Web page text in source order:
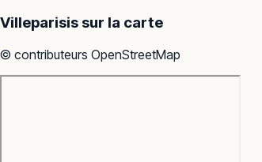
Villeparisis sur la carte
© contributeurs OpenStreetMap